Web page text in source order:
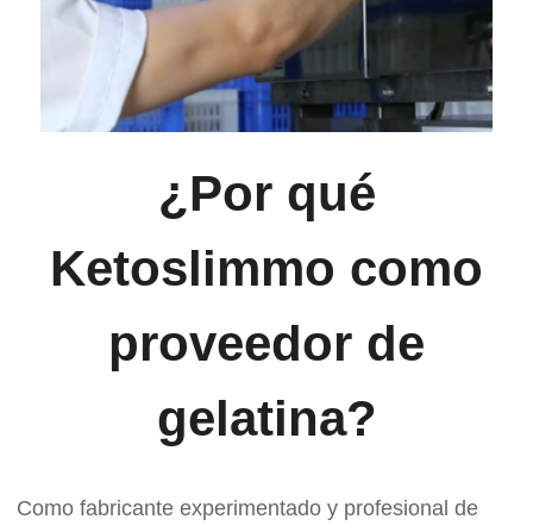
¿Por qué
Ketoslimmo como
proveedor de
gelatina?
Como fabricante experimentado y profesional de